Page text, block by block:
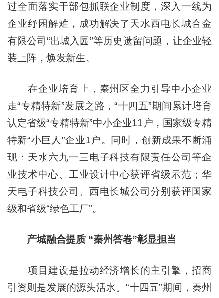
过全面落实干部包抓联企业制度，深入一线为
企业纾困解难，成功解决了天水西电长城合金
有限公司“出城入园”等历史遗留问题，让企业轻
装上阵，焕发新生。
在企业培育上，秦州区全力引导中小企业
走“专精特新”发展之路，“十四五”期间累计培育
认定省级“专精特新”中小企业11户，国家级专精
特新“小巨人”企业1户。同时，创新成果不断涌
现：天水六九一三电子科技有限责任公司等企
业技术中心、工业设计中心获评省级示范；华
天电子科技公司、西电长城公司分别获评国家
级和省级“绿色工厂”。
产城融合提质 “秦州答卷”彰显担当
项目建设是拉动经济增长的主引擎，招商
引资则是发展的源头活水。“十四五”期间，秦州